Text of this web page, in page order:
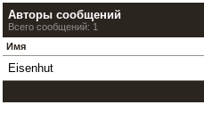
Авторы сообщений
Всего сообщений: 1
Имя
Eisenhut